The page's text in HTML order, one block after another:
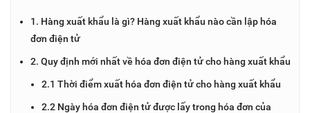
1. Hàng xuất khẩu là gì? Hàng xuất khẩu nào cần lập hóa
đơn điện tử
2. Quy định mới nhất về hóa đơn điện tử cho hàng xuất khẩu
2.1 Thời điểm xuất hóa đơn điện tử cho hàng xuất khẩu
2.2 Ngày hóa đơn điện tử được lấy trong hóa đơn của